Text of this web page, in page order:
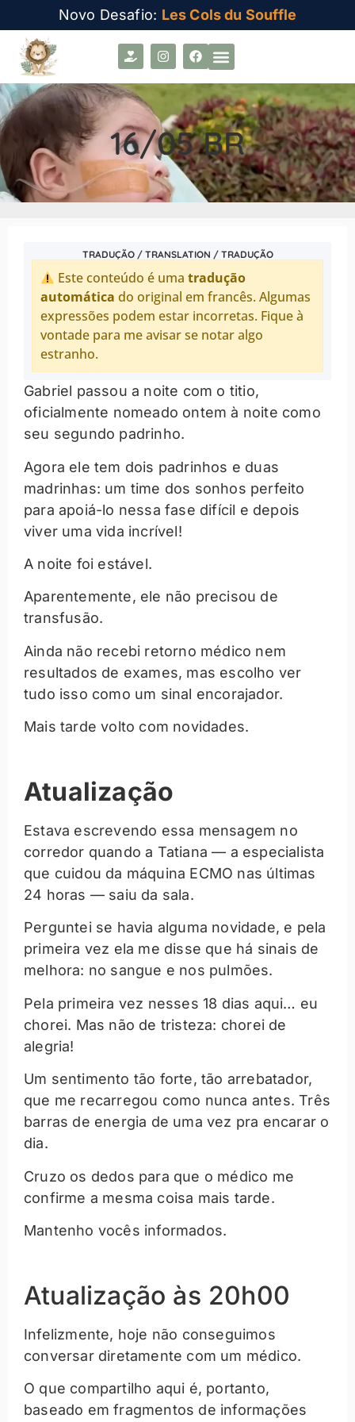
Novo Desafio: Les Cols du Souffle
16/05 BR
TRADUÇÃO / TRANSLATION / TRADUÇÃO
Este conteúdo é umatradução
automática do original em francês. Algumas
expressões podem estar incorretas. Fique à
vontade para me avisar se notar algo
estranho.
Gabriel passou a noite com o titio,
oficialmente nomeado ontem à noite como
seu segundo padrinho.
Agora ele tem dois padrinhos e duas
madrinhas: um time dos sonhos perfeito
para apoiá-lo nessa fase difícil e depois
viver uma vida incrível!
A noite foi estável.
Aparentemente, ele não precisou de
transfusão.
Ainda não recebi retorno médico nem
resultados de exames, mas escolho ver
tudo isso como um sinal encorajador.
Mais tarde volto com novidades.
Atualização
Estava escrevendo essa mensagem no
corredor quando a Tatiana — a especialista
que cuidou da máquina ECMO nas últimas
24 horas — saiu da sala.
Perguntei se havia alguma novidade, e pela
primeira vez ela me disse que há sinais de
melhora: no sangue e nos pulmões.
Pela primeira vez nesses 18 dias aqui… eu
chorei. Mas não de tristeza: chorei de
alegria!
Um sentimento tão forte, tão arrebatador,
que me recarregou como nunca antes. Três
barras de energia de uma vez pra encarar o
dia.
Cruzo os dedos para que o médico me
confirme a mesma coisa mais tarde.
Mantenho vocês informados.
Atualização às 20h00
Infelizmente, hoje não conseguimos
conversar diretamente com um médico.
O que compartilho aqui é, portanto,
baseado em fragmentos de informações